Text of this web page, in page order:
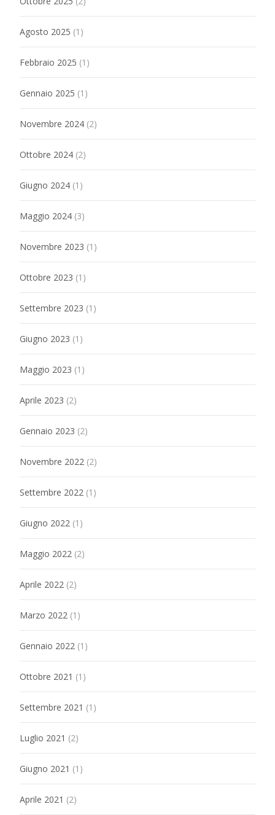
Agosto 2025 (1)
Febbraio 2025 (1)
Gennaio 2025 (1)
Novembre 2024 (2)
Ottobre 2024 (2)
Giugno 2024 (1)
Maggio 2024 (3)
Novembre 2023 (1)
Ottobre 2023 (1)
Settembre 2023 (1)
Giugno 2023 (1)
Maggio 2023 (1)
Aprile 2023 (2)
Gennaio 2023 (2)
Novembre 2022 (2)
Settembre 2022 (1)
Giugno 2022 (1)
Maggio 2022 (2)
Aprile 2022 (2)
Marzo 2022 (1)
Gennaio 2022 (1)
Ottobre 2021 (1)
Settembre 2021 (1)
Luglio 2021 (2)
Giugno 2021 (1)
Aprile 2021 (2)